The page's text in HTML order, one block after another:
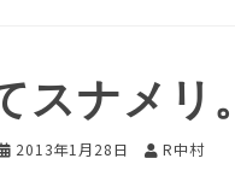
スナメリ。
2013年1月28日 R中村